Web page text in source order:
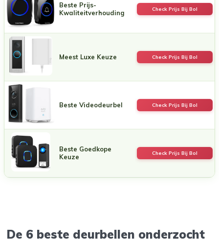
Beste Prijs-
Kwaliteitverhouding
Check Prijs Bij Bol
Meest Luxe Keuze Check Prijs Bij Bol
Beste Videodeurbel Check Prijs Bij Bol
Beste Goedkope
Keuze
Check Prijs Bij Bol
De 6 beste deurbellen onderzocht